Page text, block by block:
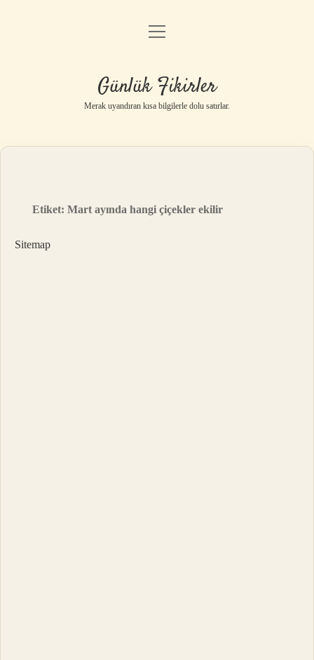
Anasayfa
Yasal Uyarı
menüyü
Günlük Fikirler
Merak uyandıran kısa bilgilerle dolu satırlar.
Etiket:Mart ayında hangi çiçekler ekilir
Sitemap